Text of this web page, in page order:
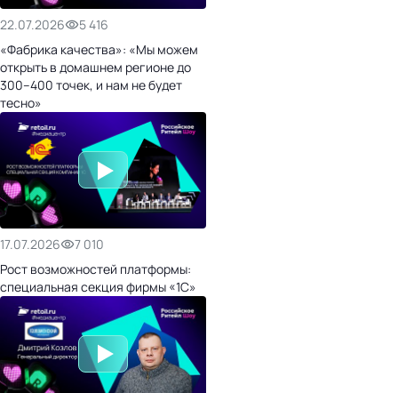
22.07.2026
5 416
«Фабрика качества»: «Мы можем
открыть в домашнем регионе до
300–400 точек, и нам не будет
тесно»
17.07.2026
7 010
Рост возможностей платформы:
специальная секция фирмы «1С»